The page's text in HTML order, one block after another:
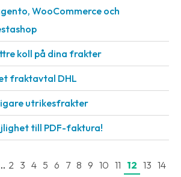
WooCommerce och
koll på dina frakter
fraktavtal DHL
utrikesfrakter
till PDF-faktura!
2 3 4 5 6 7 8 9 10 11 12 13 14